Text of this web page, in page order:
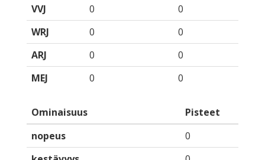
VVJ
0
0
WRJ
0
0
ARJ
0
0
MEJ
0 0
Ominaisuus
Pisteet
nopeus
0